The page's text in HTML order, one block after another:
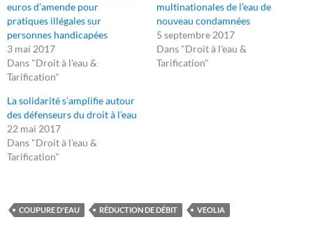
euros d’amende pour
pratiques illégales sur
personnes handicapées
3 mai 2017
Dans "Droit à l'eau &
Tarification"
multinationales de l’eau de
nouveau condamnées
5 septembre 2017
Dans "Droit à l'eau &
Tarification"
La solidarité s’amplifie autour
des défenseurs du droit à l’eau
22 mai 2017
Dans "Droit à l'eau &
Tarification"
COUPURE D'EAU RÉDUCTION DE DÉBIT VEOLIA